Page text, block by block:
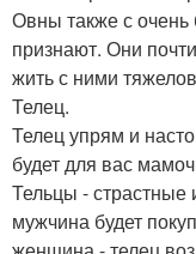
Овны также с
признают. Они
жить с ними
Телец.
Телец упрям и
будет для вас
Тельцы -
мужчина будет